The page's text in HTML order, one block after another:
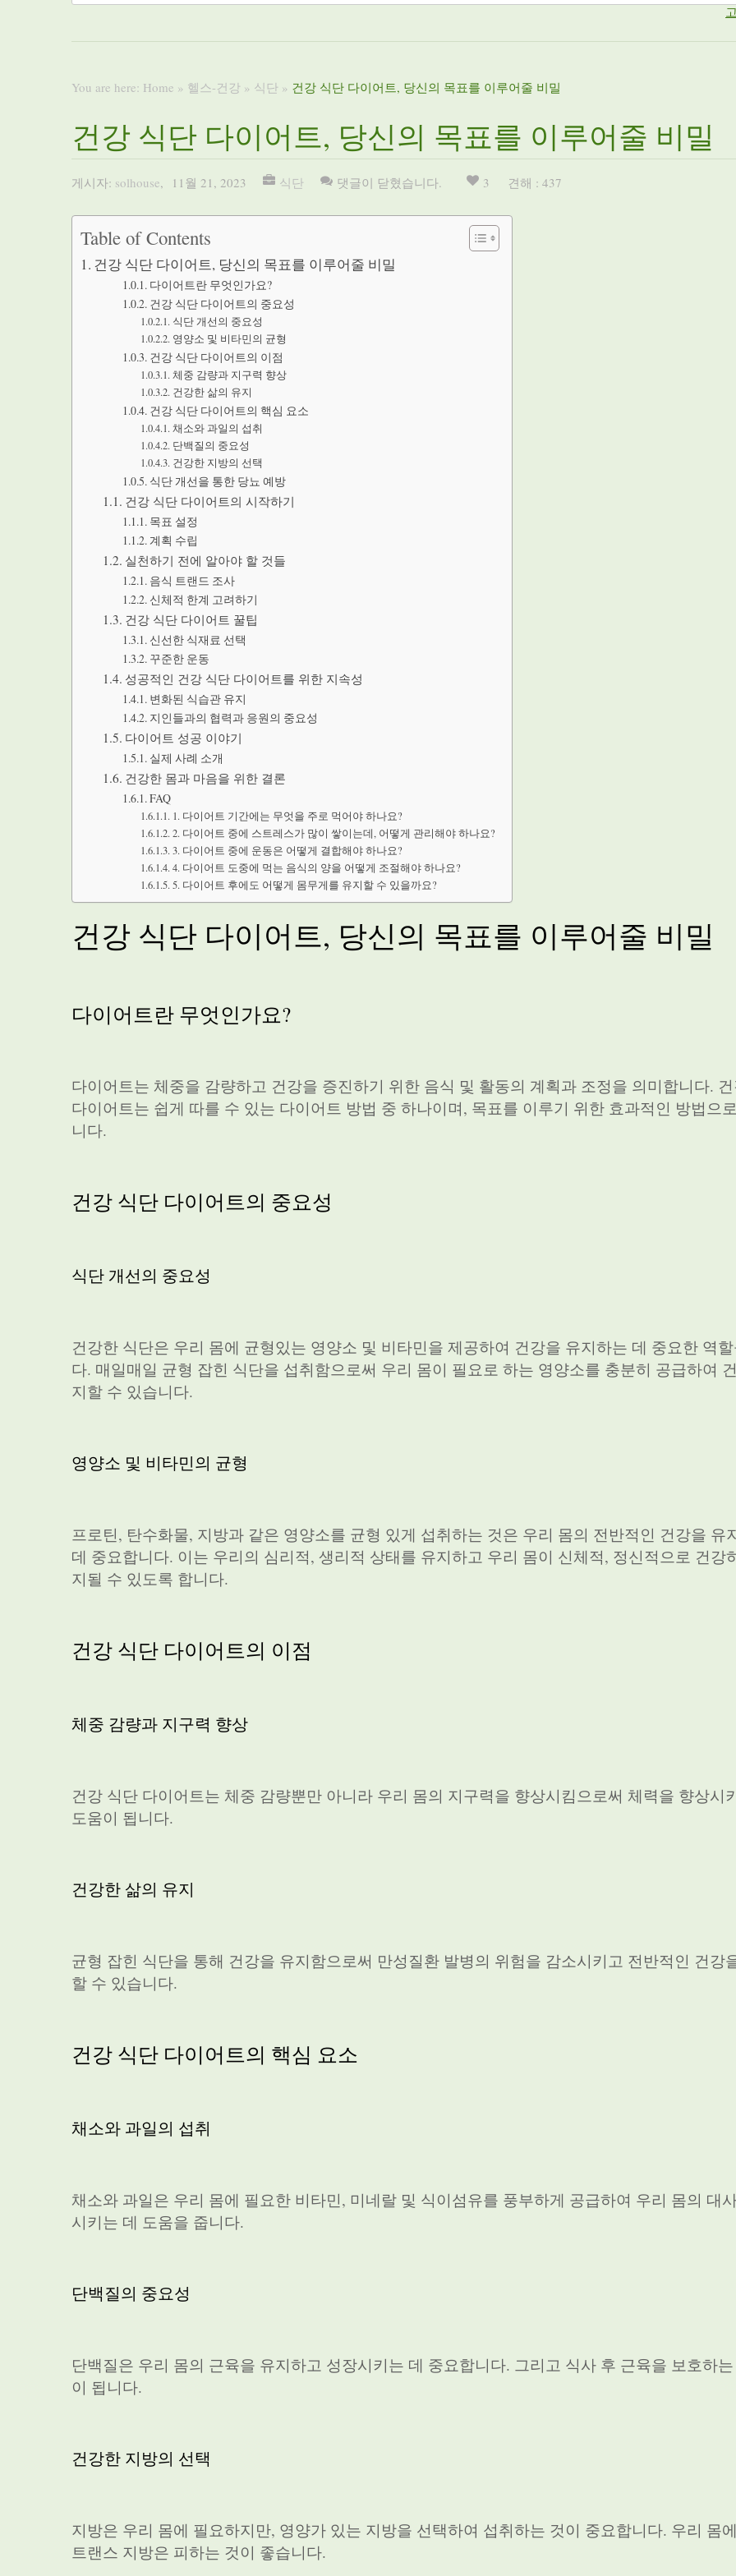
You are here: Home » 헬스-건강 » 식단 » 건강 식단 다이어트, 당신의 목표를 이루어줄 비밀
건강 식단 다이어트, 당신의 목표를 이루어줄 비밀
게시자: solhouse, 11월 21, 2023 식단 댓글이 닫혔습니다. 3 견해 : 437
Table of Contents
건강 식단 다이어트, 당신의 목표를 이루어줄 비밀
다이어트란 무엇인가요?
건강 식단 다이어트의 중요성
식단 개선의 중요성
영양소 및 비타민의 균형
건강 식단 다이어트의 이점
체중 감량과 지구력 향상
건강한 삶의 유지
건강 식단 다이어트의 핵심 요소
채소와 과일의 섭취
단백질의 중요성
건강한 지방의 선택
식단 개선을 통한 당뇨 예방
건강 식단 다이어트의 시작하기
목표 설정
계획 수립
실천하기 전에 알아야 할 것들
음식 트랜드 조사
신체적 한계 고려하기
건강 식단 다이어트 꿀팁
신선한 식재료 선택
꾸준한 운동
성공적인 건강 식단 다이어트를 위한 지속성
변화된 식습관 유지
지인들과의 협력과 응원의 중요성
다이어트 성공 이야기
실제 사례 소개
건강한 몸과 마음을 위한 결론
FAQ
1. 다이어트 기간에는 무엇을 주로 먹어야 하나요?
2. 다이어트 중에 스트레스가 많이 쌓이는데, 어떻게 관리해야 하나요?
3. 다이어트 중에 운동은 어떻게 결합해야 하나요?
4. 다이어트 도중에 먹는 음식의 양을 어떻게 조절해야 하나요?
5. 다이어트 후에도 어떻게 몸무게를 유지할 수 있을까요?
건강 식단 다이어트, 당신의 목표를 이루어줄 비밀
다이어트란 무엇인가요?
다이어트는 체중을 감량하고 건강을 증진하기 위한 음식 및 활동의 계획과 조정을 의미합니다.
다이어트는 쉽게 따를 수 있는 다이어트 방법 중 하나이며, 목표를 이루기 위한 효과적인 방법으
니다.
건강 식단 다이어트의 중요성
식단 개선의 중요성
건강한 식단은 우리 몸에 균형있는 영양소 및 비타민을 제공하여 건강을 유지하는 데 중요한 역
다. 매일매일 균형 잡힌 식단을 섭취함으로써 우리 몸이 필요로 하는 영양소를 충분히 공급하여
지할 수 있습니다.
영양소 및 비타민의 균형
프로틴, 탄수화물, 지방과 같은 영양소를 균형 있게 섭취하는 것은 우리 몸의 전반적인 건강을 유
데 중요합니다. 이는 우리의 심리적, 생리적 상태를 유지하고 우리 몸이 신체적, 정신적으로 건강
지될 수 있도록 합니다.
건강 식단 다이어트의 이점
체중 감량과 지구력 향상
건강 식단 다이어트는 체중 감량뿐만 아니라 우리 몸의 지구력을 향상시킴으로써 체력을 향상시
도움이 됩니다.
건강한 삶의 유지
균형 잡힌 식단을 통해 건강을 유지함으로써 만성질환 발병의 위험을 감소시키고 전반적인 건강
할 수 있습니다.
건강 식단 다이어트의 핵심 요소
채소와 과일의 섭취
채소와 과일은 우리 몸에 필요한 비타민, 미네랄 및 식이섬유를 풍부하게 공급하여 우리 몸의 대
시키는 데 도움을 줍니다.
단백질의 중요성
단백질은 우리 몸의 근육을 유지하고 성장시키는 데 중요합니다. 그리고 식사 후 근육을 보호하
이 됩니다.
건강한 지방의 선택
지방은 우리 몸에 필요하지만, 영양가 있는 지방을 선택하여 섭취하는 것이 중요합니다. 우리 몸
트랜스 지방은 피하는 것이 좋습니다.